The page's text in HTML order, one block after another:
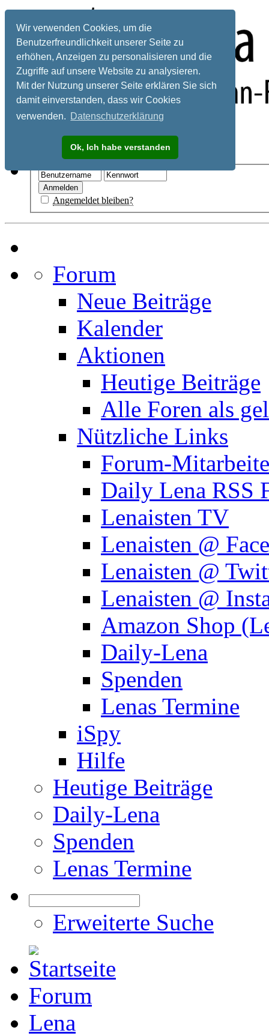
Wir verwenden Cookies, um die
Benutzerfreundlichkeit unserer Seite zu
erhöhen, Anzeigen zu personalisieren und die
Zugriffe auf unsere Website zu analysieren.
Mit der Nutzung unserer Seite erklären Sie sich
damit einverstanden, dass wir Cookies
verwenden. Datenschutzerklärung
Ok, Ich habe verstanden
Registrieren
Angemeldet bleiben?
Forum
Neue Beiträge
Kalender
Aktionen
Heutige Beiträge
Alle Foren als
Nützliche Links
Forum-
Daily Lena RSS
Lenaisten TV
Lenaisten @
Lenaisten @
Lenaisten @
Amazon Shop
Daily-Lena
Spenden
Lenas Termine
iSpy
Hilfe
Heutige Beiträge
Daily-Lena
Spenden
Lenas Termine
Erweiterte Suche
Forum
Lena